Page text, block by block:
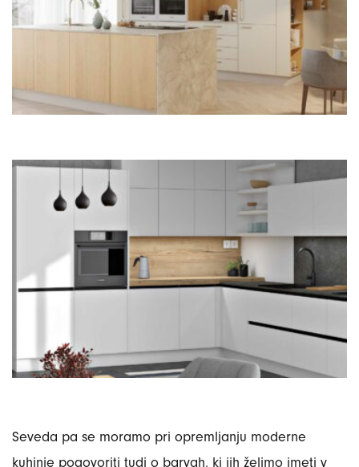
Seveda pa se moramo pri opremljanju moderne
kuhinje pogovoriti tudi o barvah, ki jih želimo imeti v